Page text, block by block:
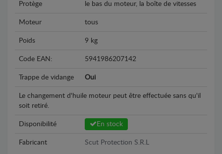
Protège le bas du moteur, la boîte de vitesses
Moteur tous
Poids 9 kg
Code EAN: 5941986207142
Trappe de vidange Oui
Le changement d'huile moteur peut être effectuée sans qu'il
soit retiré.
Disponibilité En stock
Fabricant Scut Protection S.R.L